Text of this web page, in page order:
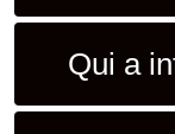
Qui a